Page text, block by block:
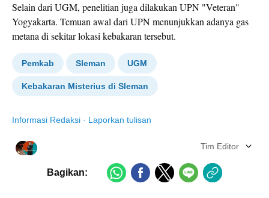
Selain dari UGM, penelitian juga dilakukan UPN "Veteran"
Yogyakarta. Temuan awal dari UPN menunjukkan adanya gas
metana di sekitar lokasi kebakaran tersebut.
Pemkab Sleman UGM
Kebakaran Misterius di Sleman
Informasi Redaksi · Laporkan tulisan
Tim Editor
Bagikan: